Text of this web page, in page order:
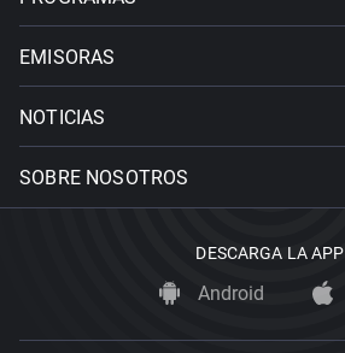
EMISORAS
NOTICIAS
SOBRE NOSOTROS
DESCARGA LA APP
Android